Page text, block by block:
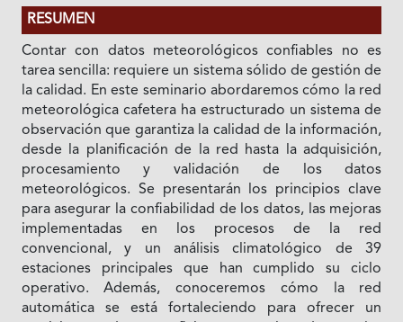
RESUMEN
Contar con datos meteorológicos confiables no es
tarea sencilla: requiere un sistema sólido de gestión de
la calidad. En este seminario abordaremos cómo la red
meteorológica cafetera ha estructurado un sistema de
observación que garantiza la calidad de la información,
desde la planificación de la red hasta la adquisición,
procesamiento y validación de los datos
meteorológicos. Se presentarán los principios clave
para asegurar la confiabilidad de los datos, las mejoras
implementadas en los procesos de la red
convencional, y un análisis climatológico de 39
estaciones principales que han cumplido su ciclo
operativo. Además, conoceremos cómo la red
automática se está fortaleciendo para ofrecer un